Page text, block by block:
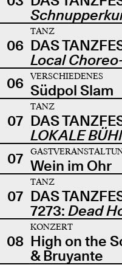
06
TANZ
DAS
Local
06
VERSCHIEDENES
Südpol Slam
07
TANZ
DAS
LOKALE
07 Wein im Ohr
07
TANZ
DAS
7273: Dead
08
KONZERT
High on the
& Bruyante